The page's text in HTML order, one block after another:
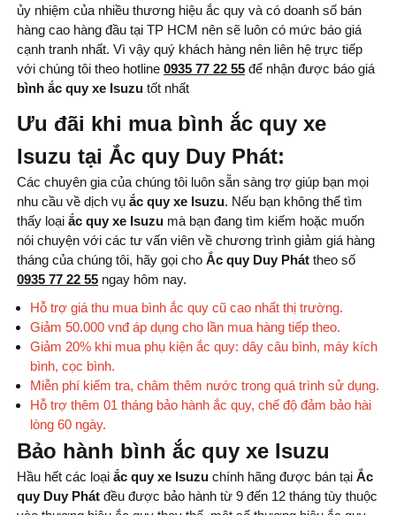
ủy nhiệm của nhiều thương hiệu ắc quy và có doanh số bán
hàng cao hàng đầu tại TP HCM nên sẽ luôn có mức báo giá
cạnh tranh nhất. Vì vậy quý khách hàng nên liên hệ trực tiếp
với chúng tôi theo hotline 0935 77 22 55 để nhận được báo giá
bình ắc quy xe Isuzu tốt nhất
Ưu đãi khi mua bình ắc quy xe
Isuzu tại Ắc quy Duy Phát:
Các chuyên gia của chúng tôi luôn sẵn sàng trợ giúp bạn mọi
nhu cầu về dịch vụ ắc quy xe Isuzu. Nếu bạn không thể tìm
thấy loại ắc quy xe Isuzu mà bạn đang tìm kiếm hoặc muốn
nói chuyện với các tư vấn viên về chương trình giảm giá hàng
tháng của chúng tôi, hãy gọi cho Ắc quy Duy Phát theo số
0935 77 22 55 ngay hôm nay.
Hỗ trợ giá thu mua bình ắc quy cũ cao nhất thị trường.
Giảm 50.000 vnđ áp dụng cho lần mua hàng tiếp theo.
Giảm 20% khi mua phụ kiện ắc quy: dây câu bình, máy kích
bình, cọc bình.
Miễn phí kiểm tra, châm thêm nước trong quá trình sử dụng.
Hỗ trợ thêm 01 tháng bảo hành ắc quy, chế độ đảm bảo hài
lòng 60 ngày.
Bảo hành bình ắc quy xe Isuzu
Hầu hết các loại ắc quy xe Isuzu chính hãng được bán tại Ắc
quy Duy Phát đều được bảo hành từ 9 đến 12 tháng tùy thuộc